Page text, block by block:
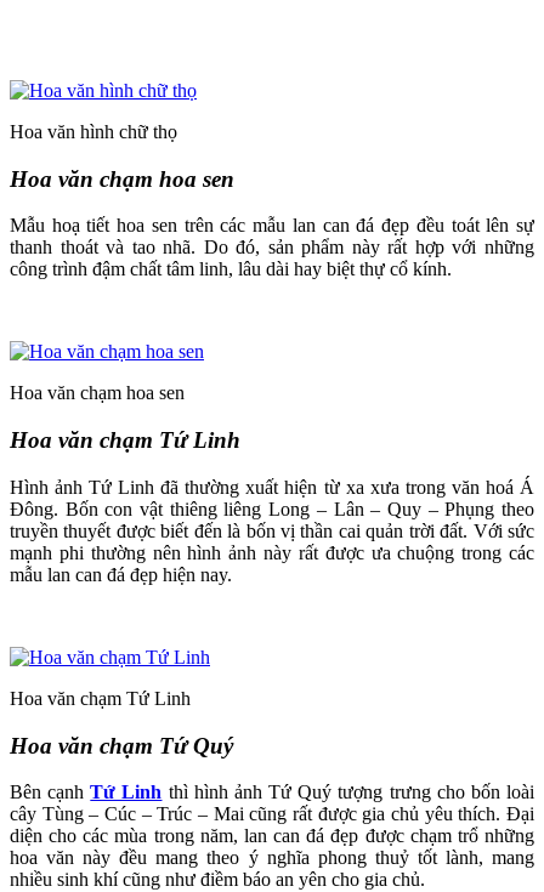
Hoa văn hình chữ thọ
Hoa văn chạm hoa sen
Mẫu hoạ tiết hoa sen trên các mẫu lan can đá đẹp đều toát lên sự
thanh thoát và tao nhã. Do đó, sản phẩm này rất hợp với những
công trình đậm chất tâm linh, lâu dài hay biệt thự cổ kính.
Hoa văn chạm hoa sen
Hoa văn chạm Tứ Linh
Hình ảnh Tứ Linh đã thường xuất hiện từ xa xưa trong văn hoá Á
Đông. Bốn con vật thiêng liêng Long – Lân – Quy – Phụng theo
truyền thuyết được biết đến là bốn vị thần cai quản trời đất. Với sức
mạnh phi thường nên hình ảnh này rất được ưa chuộng trong các
mẫu lan can đá đẹp hiện nay.
Hoa văn chạm Tứ Linh
Hoa văn chạm Tứ Quý
Bên cạnhTứ Linh thì hình ảnh Tứ Quý tượng trưng cho bốn loài
cây Tùng – Cúc – Trúc – Mai cũng rất được gia chủ yêu thích. Đại
diện cho các mùa trong năm, lan can đá đẹp được chạm trổ những
hoa văn này đều mang theo ý nghĩa phong thuỷ tốt lành, mang
nhiều sinh khí cũng như điềm báo an yên cho gia chủ.